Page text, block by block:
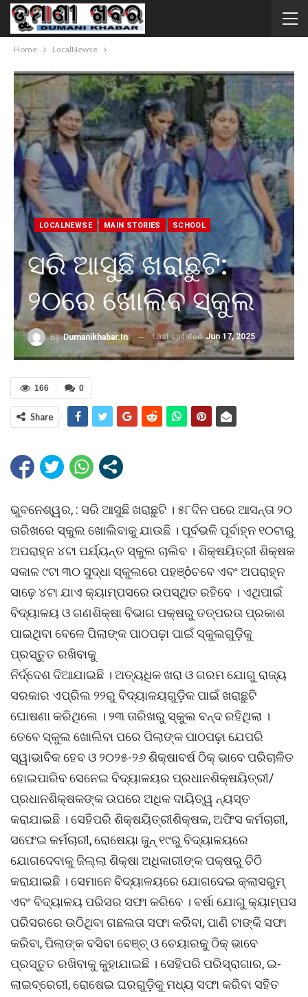
Home LocalNewse
LOCALNEWSE MAIN STORIES SCHOOL
ସରି ଆସୁଛି ଖରାଛୁଟି:
୨୦ରେ ଖୋଲିବ ସ୍କୁଲ
ByDumanikhabar.in Last updatedJun 17, 2025
0
166
Share
ଭୁବନେଶ୍ୱର, : ସରି ଆସୁଛି ଖରାଛୁଟି । ୫୮ଦିନ ପରେ ଆସନ୍ତା ୨୦
ତାରିଖରେ ସ୍କୁଲ ଖୋଲିବାକୁ ଯାଉଛି । ପୂର୍ବଭଳି ପୂର୍ବାହ୍ନ ୧୦ଟାରୁ
ଅପରାହ୍ନ ୪ଟା ପର୍ଯ୍ୟନ୍ତ ସ୍କୁଲ ଚାଲିବ । ଶିକ୍ଷୟିତ୍ରୀ ଶିକ୍ଷକ
ସକାଳ ୯ଟା ୩୦ ସୁଦ୍ଧା ସ୍କୁଲରେ ପହଞ୍ôଚବେ ଏବଂ ଅପରାହ୍ନ
ସାଢ଼େ ୪ଟା ଯାଏ କ୍ୟାମ୍ପସରେ ଉପସ୍ଥିତ ରହିବେ । ଏଥିପାଇଁ
ବିଦ୍ୟାଳୟ ଓ ଗଣଶିକ୍ଷା ବିଭାଗ ପକ୍ଷରୁ ତତ୍ପରତା ପ୍ରକାଶ
ପାଇଥିବା ବେଳେ ପିଲାଙ୍କ ପାଠପଢ଼ା ପାଇଁ ସ୍କୁଲଗୁଡ଼ିକୁ
ପ୍ରସ୍ତୁତ ରଖିବାକୁ
ନିର୍ଦ୍ଦେଶ ଦିଆଯାଇଛି । ଅତ୍ୟଧିକ ଖରା ଓ ଗରମ ଯୋଗୁ ରାଜ୍ୟ
ସରକାର ଏପ୍ରିଲ ୨୨ରୁ ବିଦ୍ୟାଳୟଗୁଡ଼ିକ ପାଇଁ ଖରାଛୁଟି
ଘୋଷଣା କରିଥିଲେ । ୨୩ ତାରିଖରୁ ସ୍କୁଲ ବନ୍ଦ ରହିଥିଲା ।
ତେବେ ସ୍କୁଲ ଖୋଲିବା ପରେ ପିଲାଙ୍କ ପାଠପଢ଼ା ଯେପରି
ସ୍ୱାଭାବିକ ହେବ ଓ ୨୦୨୫-୨୬ ଶିକ୍ଷାବର୍ଷ ଠିକ୍‌ ଭାବେ ପରିଚାଳିତ
ହୋଇପାରିବ ସେନେଇ ବିଦ୍ୟାଳୟର ପ୍ରଧାନଶିକ୍ଷୟିତ୍ରୀ/
ପ୍ରଧାନଶିକ୍ଷକଙ୍କ ଉପରେ ଅଧିକ ଦାୟିତ୍ୱ ନ୍ୟସ୍ତ
କରାଯାଇଛି । ସେହିପରି ଶିକ୍ଷୟିତ୍ରୀଶିକ୍ଷକ, ଅଫିସ କର୍ମଚାରୀ,
ସଫେଇ କର୍ମଚାରୀ, ରୋଷେୟା ଜୁନ୍ ୧୯ରୁ ବିଦ୍ୟାଳୟରେ
ଯୋଗଦେବାକୁ ଜିଲ୍ଲା ଶିକ୍ଷା ଅଧିକାରୀଙ୍କ ପକ୍ଷରୁ ଚିଠି
କରାଯାଇଛି । ସେମାନେ ବିଦ୍ୟାଳୟରେ ଯୋଗଦେଇ କ୍ଲାସରୁମ୍
ଏବଂ ବିଦ୍ୟାଳୟ ପରିସର ସଫା କରିବେ । ବର୍ଷା ଯୋଗୁ କ୍ୟାମ୍ପସ
ପରିସରରେ ଉଠିଥିବା ଗଛଲତା ସଫା କରିବା, ପାଣି ଟାଙ୍କି ସଫା
କରିବା, ପିଲାଙ୍କ ବସିବା ବେଞ୍ଚ୍ ଓ ଚେୟାରକୁ ଠିକ୍ ଭାବେ
ପ୍ରସ୍ତୁତ ରଖିବାକୁ କୁହାଯାଇଛି । ସେହିପରି ପରିସ୍ରାଗାର, ଇ-
ଲାଇବ୍ରେରୀ, ରୋଷେଇ ଘରଗୁଡ଼ିକୁ ମଧ୍ୟ ସଫା କରିବା ସହିତ